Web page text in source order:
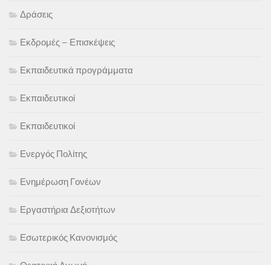
Δράσεις
Εκδρομές – Επισκέψεις
Εκπαιδευτικά προγράμματα
Εκπαιδευτικοί
Εκπαιδευτικοί
Ενεργός Πολίτης
Ενημέρωση Γονέων
Εργαστήρια Δεξιοτήτων
Εσωτερικός Κανονισμός